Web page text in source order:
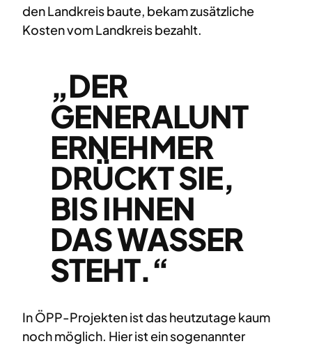
den Landkreis baute, bekam zusätzliche
Kosten vom Landkreis bezahlt.
„DER
GENERALUNT
ERNEHMER
DRÜCKT SIE,
BIS IHNEN
DAS WASSER
STEHT.“
In ÖPP-Projekten ist das heutzutage kaum
noch möglich. Hier ist ein sogenannter